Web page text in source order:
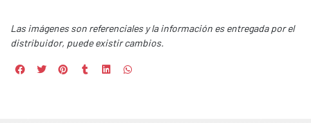
Las imágenes son referenciales y la información es entregada por el
distribuidor, puede existir cambios.